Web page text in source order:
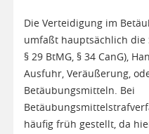
Die Verteidigung im
umfaßt hauptsächlich die
§ 29 BtMG, § 34 CanG),
Ausfuhr, Veräußerung,
Betäubungsmitteln. Bei
häufig früh gestellt, da